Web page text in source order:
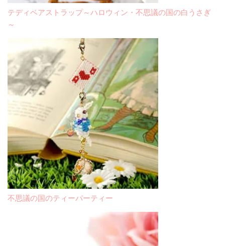
テディベアストラップ～ハロウィン・不思議の国の白うさぎ
～
不思議の国のティーパーティー